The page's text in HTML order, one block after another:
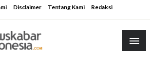
Disclaimer Tentang Kami Redaksi